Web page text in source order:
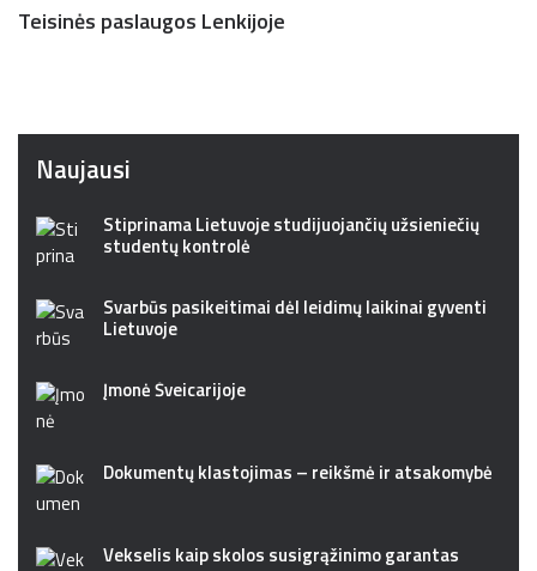
Teisinės paslaugos Lenkijoje
Naujausi
Stiprinama Lietuvoje studijuojančių užsieniečių
studentų kontrolė
Svarbūs pasikeitimai dėl leidimų laikinai gyventi
Lietuvoje
Įmonė Šveicarijoje
Dokumentų klastojimas – reikšmė ir atsakomybė
Vekselis kaip skolos susigrąžinimo garantas